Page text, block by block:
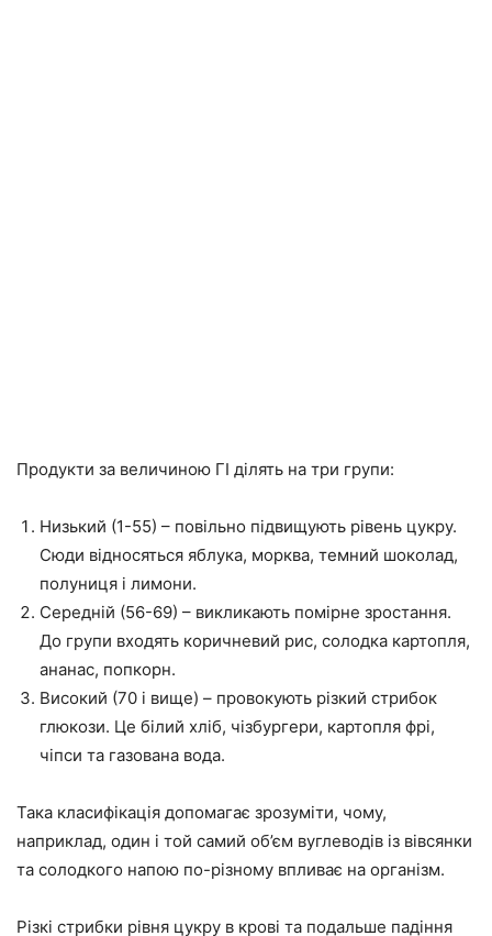
Продукти за величиною ГІ ділять на три групи:
Низький (1-55) – повільно підвищують рівень цукру.
Сюди відносяться яблука, морква, темний шоколад,
полуниця і лимони.
Середній (56-69) – викликають помірне зростання.
До групи входять коричневий рис, солодка картопля,
ананас, попкорн.
Високий (70 і вище) – провокують різкий стрибок
глюкози. Це білий хліб, чізбургери, картопля фрі,
чіпси та газована вода.
Така класифікація допомагає зрозуміти, чому,
наприклад, один і той самий об’єм вуглеводів із вівсянки
та солодкого напою по-різному впливає на організм.
Різкі стрибки рівня цукру в крові та подальше падіння